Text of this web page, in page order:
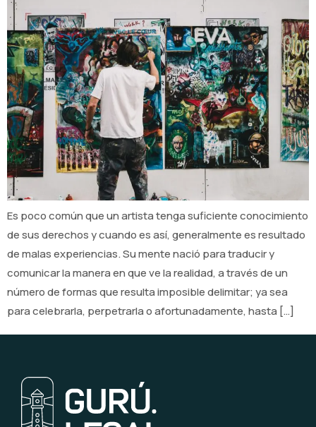
Es poco común que un artista tenga suficiente conocimiento
de sus derechos y cuando es así, generalmente es resultado
de malas experiencias. Su mente nació para traducir y
comunicar la manera en que ve la realidad, a través de un
número de formas que resulta imposible delimitar; ya sea
para celebrarla, perpetrarla o afortunadamente, hasta […]